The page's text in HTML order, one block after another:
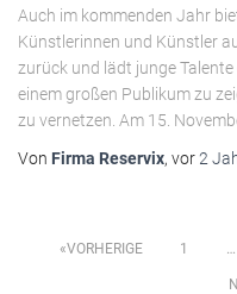
Auch im kommenden Jahr
Künstlerinnen und Künstler
zurück und lädt junge
einem großen Publikum zu
zu vernetzen. Am 15.
Von Firma Reservix, vor2
VORHERIGE 1